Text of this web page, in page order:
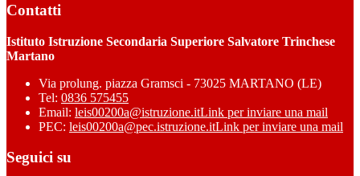
Contatti
Istituto Istruzione Secondaria Superiore Salvatore Trinchese
Martano
Via prolung. piazza Gramsci - 73025 MARTANO (LE)
Tel: 0836 575455
Email: leis00200a@istruzione.itLink per inviare una mail
PEC: leis00200a@pec.istruzione.itLink per inviare una mail
Seguici su